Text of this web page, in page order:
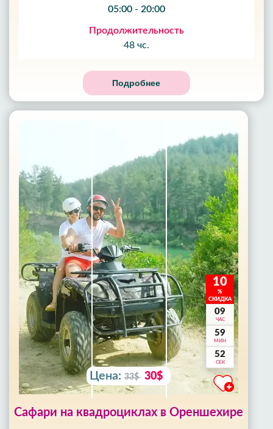
05:00 - 20:00
Продолжительность
48 чс.
Подробнее
10
%
СКИДКА
09
ЧАС
59
МИН
50
СЕК
Цена: 33$ 30$
Сафари на квадроциклах в Ореншехире